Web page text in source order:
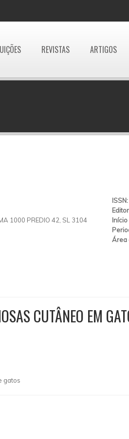
REVISTAS ARTIGOS
1000 PREDIO 42, SL 3104
ISSN:
Área
CUTÂNEO EM
gatos